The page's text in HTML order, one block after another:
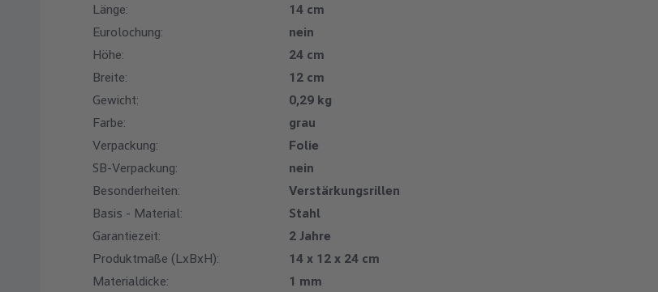
Länge:
14 cm
Eurolochung:
nein
Höhe:
24 cm
Breite:
12 cm
Gewicht:
0,29 kg
Farbe:
grau
Verpackung:
Folie
SB-Verpackung:
nein
Besonderheiten:
Verstärkungsrillen
Basis - Material:
Stahl
Garantiezeit:
2 Jahre
Produktmaße (LxBxH):
14 x 12 x 24 cm
Materialdicke:
1 mm